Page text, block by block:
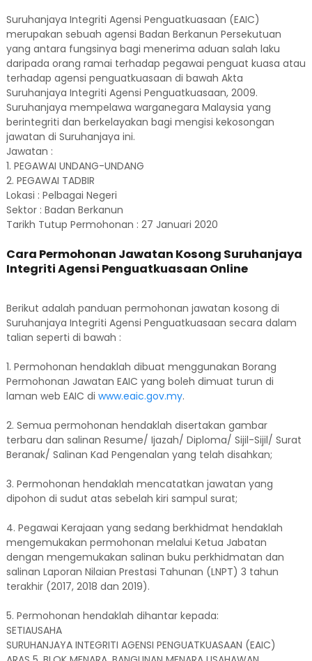
Suruhanjaya Integriti Agensi Penguatkuasaan (EAIC)
merupakan sebuah agensi Badan Berkanun Persekutuan
yang antara fungsinya bagi menerima aduan salah laku
daripada orang ramai terhadap pegawai penguat kuasa atau
terhadap agensi penguatkuasaan di bawah Akta
Suruhanjaya Integriti Agensi Penguatkuasaan, 2009.
Suruhanjaya mempelawa warganegara Malaysia yang
berintegriti dan berkelayakan bagi mengisi kekosongan
jawatan di Suruhanjaya ini.
Jawatan :
1. PEGAWAI UNDANG-UNDANG
2. PEGAWAI TADBIR
Lokasi : Pelbagai Negeri
Sektor : Badan Berkanun
Tarikh Tutup Permohonan : 27 Januari 2020
Cara Permohonan Jawatan Kosong Suruhanjaya
Integriti Agensi Penguatkuasaan Online
Berikut adalah panduan permohonan jawatan kosong di
Suruhanjaya Integriti Agensi Penguatkuasaan secara dalam
talian seperti di bawah :
1. Permohonan hendaklah dibuat menggunakan Borang
Permohonan Jawatan EAIC yang boleh dimuat turun di
laman web EAIC di www.eaic.gov.my.
2. Semua permohonan hendaklah disertakan gambar
terbaru dan salinan Resume/ Ijazah/ Diploma/ Sijil-Sijil/ Surat
Beranak/ Salinan Kad Pengenalan yang telah disahkan;
3. Permohonan hendaklah mencatatkan jawatan yang
dipohon di sudut atas sebelah kiri sampul surat;
4. Pegawai Kerajaan yang sedang berkhidmat hendaklah
mengemukakan permohonan melalui Ketua Jabatan
dengan mengemukakan salinan buku perkhidmatan dan
salinan Laporan Nilaian Prestasi Tahunan (LNPT) 3 tahun
terakhir (2017, 2018 dan 2019).
5. Permohonan hendaklah dihantar kepada:
SETIAUSAHA
SURUHANJAYA INTEGRITI AGENSI PENGUATKUASAAN (EAIC)